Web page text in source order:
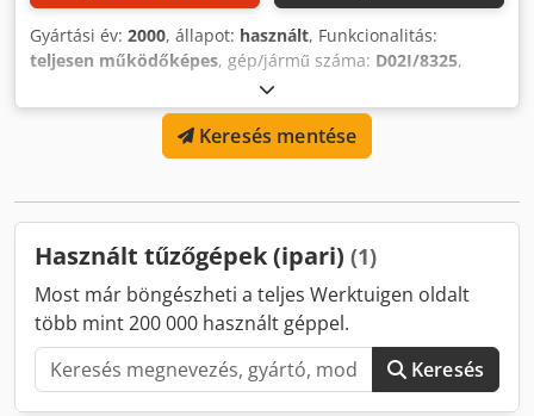
Gyártási év: 2000, állapot: használt, Funkcionalitás:
teljesen működőképes, gép/jármű száma: D02I/8325,
Ajánlat száma: D02I/8325 Gép típusa: Automatikus tűzőgép
Gyártmány: GRAUER Típus: KS110 Gyártási év: 2000
Dcsdpfx Alewi Tcke Nok Átmérő tartomány: 0,4-2,4 mm
Beviteli hossz: 12-110 mm Lábhossz: max. 75 mm
Helyszín: Németországban
Keresés mentése
Használt tűzőgépek (ipari) (1)
Most már böngészheti a teljes Werktuigen oldalt
több mint 200 000 használt géppel.
Keresés